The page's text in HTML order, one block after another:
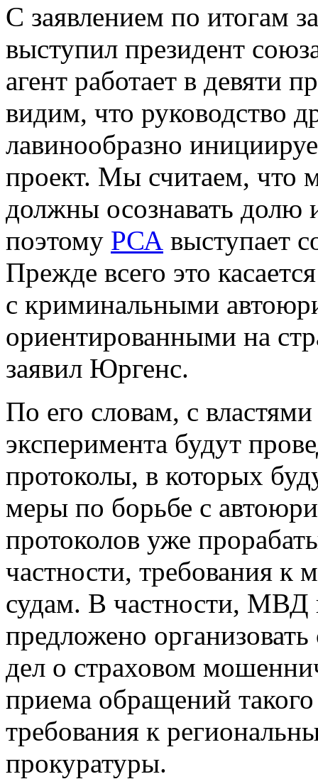
С заявлением по итогам
выступил президент
агент работает в девяти
видим, что руководство
лавинообразно
проект. Мы считаем, что
должны осознавать долю
поэтому РСА выступает
Прежде всего это
с криминальными
ориентированными на
заявил Юргенс.
По его словам, с
эксперимента будут
протоколы, в которых
меры по борьбе с
протоколов уже
частности, требования
судам. В частности, МВД
предложено
дел о страховом
приема обращений
требования к
прокуратуры.